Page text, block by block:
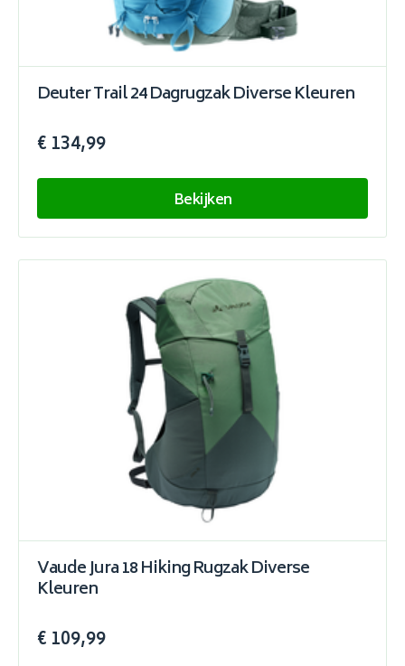
Deuter Trail 24 Dagrugzak Diverse Kleuren
€ 134,99
Bekijken
Vaude Jura 18 Hiking Rugzak Diverse
Kleuren
€ 109,99